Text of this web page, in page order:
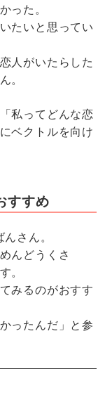
った。
たいと思ってい
人がいたらした
。
私ってどんな恋
ベクトルを向け
すすめ
さん。
んどうくさ
。
みるのがおすす
ったんだ」と参